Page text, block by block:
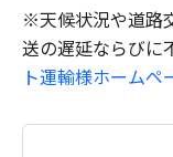
※天候状況や道路
送の遅延ならびに
ト運輸様ホームペ